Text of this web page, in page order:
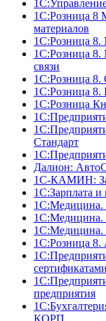
1С:Розница 8
материалов
1С:Розница 8.
1С:Розница 8.
связи
1С:Розница 8.
1С:Розница
1С:Розница
Стандарт
Далион:
1С-КАМИН:
1С:Зарплата и
1С:Медицина.
1С:Медицина.
1С:Медицина.
1С:Розница 8.
сертификатами
предприятия
КОРП